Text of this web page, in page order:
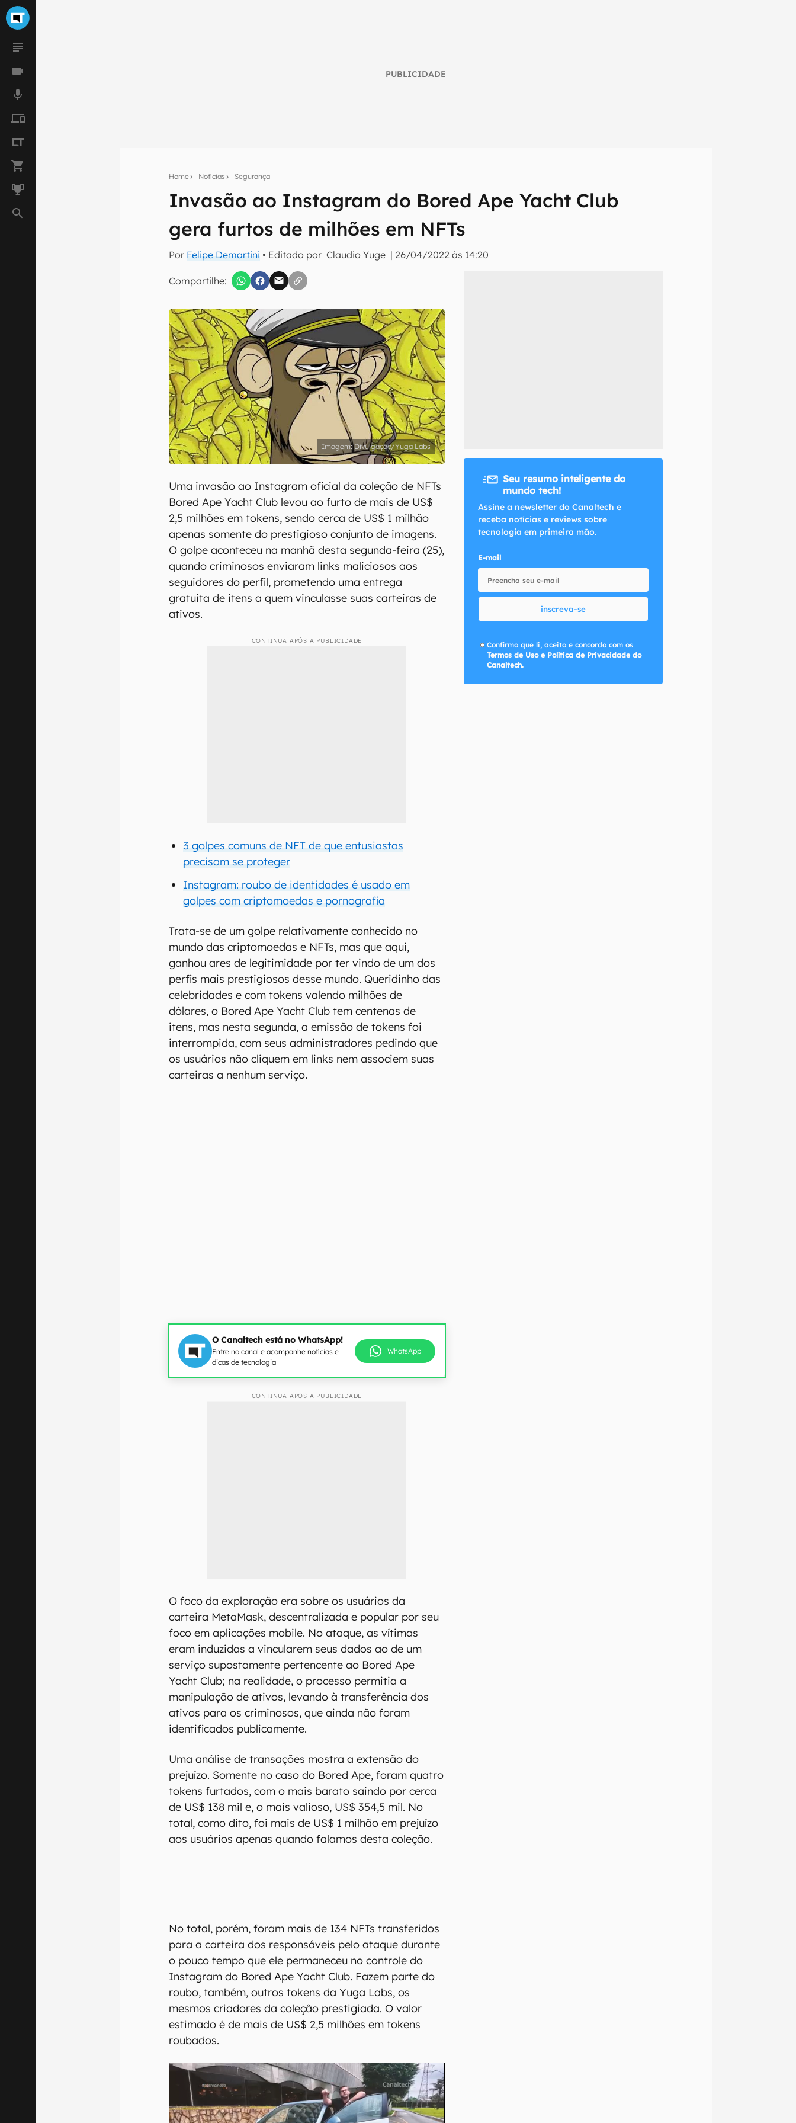
PUBLICIDADE
Home Notícias Segurança
Invasão ao Instagram do Bored Ape Yacht Club
gera furtos de milhões em NFTs
Por Felipe Demartini • Editado por Claudio Yuge | 26/04/2022 às 14:20
Compartilhe:
Seu resumo inteligente do mundo tech!
Assine a newsletter do Canaltech e receba notícias e reviews sobre tecnologia em primeira
inscreva-se
Confirmo que li, aceito e concordo com os Termos de Uso e Política de Privacidade do Canaltech.
Divulgação/Yuga Labs
Uma invasão ao Instagram oficial da coleção de NFTs
Bored Ape Yacht Club levou ao furto de mais de US$
2,5 milhões em tokens, sendo cerca de US$ 1 milhão
apenas somente do prestigioso conjunto de imagens.
O golpe aconteceu na manhã desta segunda-feira (25),
quando criminosos enviaram links maliciosos aos
seguidores do perfil, prometendo uma entrega
gratuita de itens a quem vinculasse suas carteiras de
ativos.
CONTINUA APÓS A PUBLICIDADE
3 golpes comuns de NFT de que entusiastas
precisam se proteger
Instagram: roubo de identidades é usado em
golpes com criptomoedas e pornografia
Trata-se de um golpe relativamente conhecido no
mundo das criptomoedas e NFTs, mas que aqui,
ganhou ares de legitimidade por ter vindo de um dos
perfis mais prestigiosos desse mundo. Queridinho das
celebridades e com tokens valendo milhões de
dólares, o Bored Ape Yacht Club tem centenas de
itens, mas nesta segunda, a emissão de tokens foi
interrompida, com seus administradores pedindo que
os usuários não cliquem em links nem associem suas
carteiras a nenhum serviço.
O Canaltech está no WhatsApp!
Entre no canal e acompanhe notícias e
dicas de tecnologia
WhatsApp
CONTINUA APÓS A PUBLICIDADE
O foco da exploração era sobre os usuários da
carteira MetaMask, descentralizada e popular por seu
foco em aplicações mobile. No ataque, as vítimas
eram induzidas a vincularem seus dados ao de um
serviço supostamente pertencente ao Bored Ape
Yacht Club; na realidade, o processo permitia a
manipulação de ativos, levando à transferência dos
ativos para os criminosos, que ainda não foram
identificados publicamente.
Uma análise de transações mostra a extensão do
prejuízo. Somente no caso do Bored Ape, foram quatro
tokens furtados, com o mais barato saindo por cerca
de US$ 138 mil e, o mais valioso, US$ 354,5 mil. No
total, como dito, foi mais de US$ 1 milhão em prejuízo
aos usuários apenas quando falamos desta coleção.
No total, porém, foram mais de 134 NFTs transferidos
para a carteira dos responsáveis pelo ataque durante
o pouco tempo que ele permaneceu no controle do
Instagram do Bored Ape Yacht Club. Fazem parte do
roubo, também, outros tokens da Yuga Labs, os
mesmos criadores da coleção prestigiada. O valor
estimado é de mais de US$ 2,5 milhões em tokens
roubados.
Seu resumo inteligente do
mundo tech!
Assine a newsletter do Canaltech e
receba notícias e reviews sobre
tecnologia em primeira mão.
E-mail
inscreva-se
Confirmo que li, aceito e concordo com os
Termos de Uso e Política de Privacidade do
Canaltech.